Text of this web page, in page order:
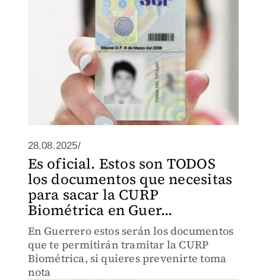
28.08.2025/
Es oficial. Estos son TODOS
los documentos que necesitas
para sacar la CURP
Biométrica en Guer...
En Guerrero estos serán los documentos
que te permitirán tramitar la CURP
Biométrica, si quieres prevenirte toma
nota